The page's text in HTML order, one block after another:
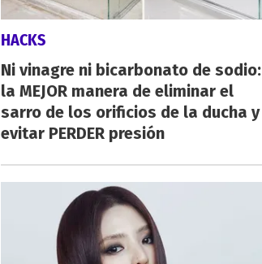
HACKS
Ni vinagre ni bicarbonato de sodio:
la MEJOR manera de eliminar el
sarro de los orificios de la ducha y
evitar PERDER presión